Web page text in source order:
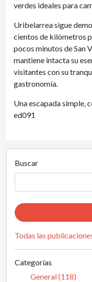
verdes ideales para
Uribelarrea sigue
cientos de kilómetros
pocos minutos de San
mantiene intacta su
visitantes con su
gastronomía.
Una escapada simple,
ed091
Buscar
Todas las
Categorías
General (118)